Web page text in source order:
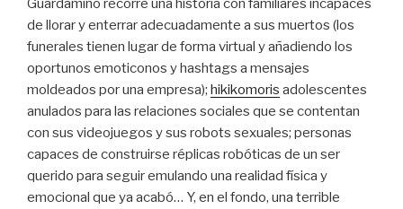
de llorar y enterrar adecuadamente a sus muertos (los
funerales tienen lugar de forma virtual y añadiendo los
oportunos emoticonos y hashtags a mensajes
moldeados por una empresa); hikikomoris adolescentes
anulados para las relaciones sociales que se contentan
con sus videojuegos y sus robots sexuales; personas
capaces de construirse réplicas robóticas de un ser
querido para seguir emulando una realidad física y
emocional que ya acabó… Y, en el fondo, una terrible